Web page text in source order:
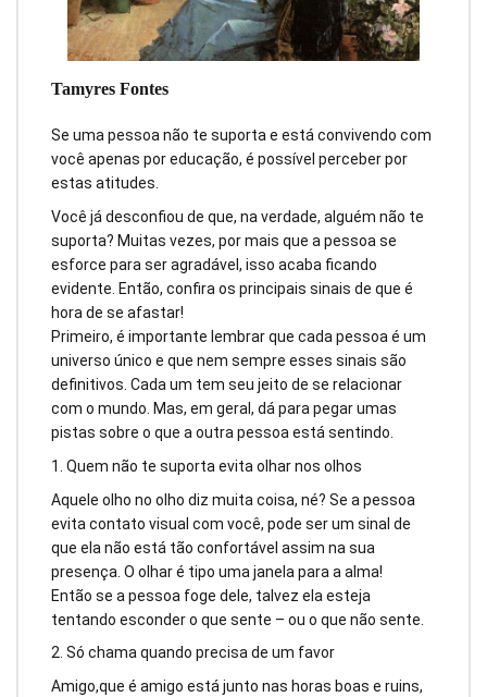
Tamyres Fontes
Se uma pessoa não te suporta e está convivendo com
você apenas por educação, é possível perceber por
estas atitudes.
Você já desconfiou de que, na verdade, alguém não te
suporta? Muitas vezes, por mais que a pessoa se
esforce para ser agradável, isso acaba ficando
evidente. Então, confira os principais sinais de que é
hora de se afastar!
Primeiro, é importante lembrar que cada pessoa é um
universo único e que nem sempre esses sinais são
definitivos. Cada um tem seu jeito de se relacionar
com o mundo. Mas, em geral, dá para pegar umas
pistas sobre o que a outra pessoa está sentindo.
1. Quem não te suporta evita olhar nos olhos
Aquele olho no olho diz muita coisa, né? Se a pessoa
evita contato visual com você, pode ser um sinal de
que ela não está tão confortável assim na sua
presença. O olhar é tipo uma janela para a alma!
Então se a pessoa foge dele, talvez ela esteja
tentando esconder o que sente – ou o que não sente.
2. Só chama quando precisa de um favor
Amigo,que é amigo está junto nas horas boas e ruins,